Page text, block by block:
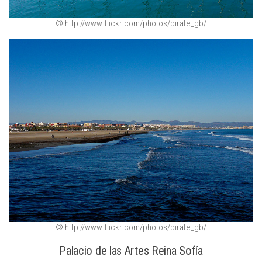
© http://www.flickr.com/photos/pirate_gb/
© http://www.flickr.com/photos/pirate_gb/
Palacio de las Artes Reina Sofía